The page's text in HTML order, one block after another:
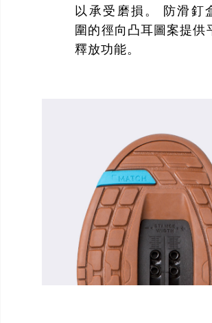
以承受磨損。 防滑釘
圍的徑向凸耳圖案提供
釋放功能。